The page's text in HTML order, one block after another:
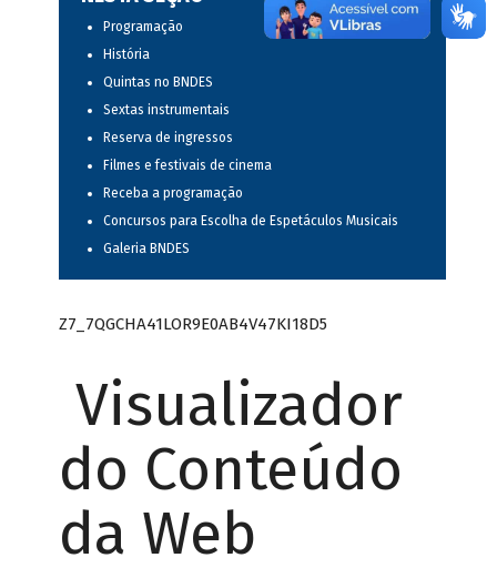
Programação
História
Quintas no BNDES
Sextas instrumentais
Reserva de ingressos
Filmes e festivais de cinema
Receba a programação
Concursos para Escolha de Espetáculos Musicais
Galeria BNDES
Z7_7QGCHA41LOR9E0AB4V47KI18D5
Visualizador
do Conteúdo
da Web